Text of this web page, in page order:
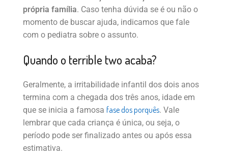
própria família. Caso tenha dúvida se é ou não o
momento de buscar ajuda, indicamos que fale
com o pediatra sobre o assunto.
Quando o terrible two acaba?
Geralmente, a irritabilidade infantil dos dois anos
termina com a chegada dos três anos, idade em
que se inicia a famosa fase dos porquês. Vale
lembrar que cada criança é única, ou seja, o
período pode ser finalizado antes ou após essa
estimativa.